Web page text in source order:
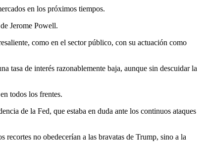
en los próximos tiempos.
Jerome Powell.
como en el sector público, con su actuación como
tasa de interés razonablemente baja, aunque sin descuidar la
todos los frentes.
de la Fed, que estaba en duda ante los continuos ataques
no obedecerían a las bravatas de Trump, sino a la